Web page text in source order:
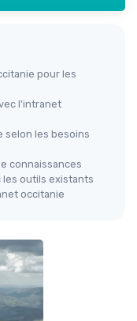
pour les
l'intranet
selon les besoins
connaissances
outils existants
occitanie